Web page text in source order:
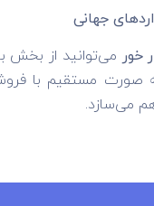
جهانی
خور می‌توانید از بخش
مستقیم با
می‌سازد.